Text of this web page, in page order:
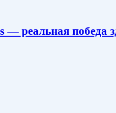
— реальная победа